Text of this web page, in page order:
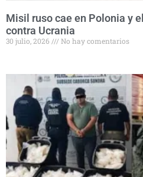
Misil ruso cae en Polonia y
contra Ucrania
30 julio, 2026 No hay comentarios